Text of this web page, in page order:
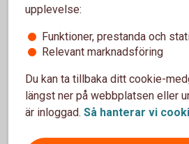
respektive fondbolag och
Bryttider och likviddagar
Vad är en
upplevelse:
Funktioner, prestanda och
Relevant marknadsföring
Du kan ta tillbaka ditt cookie-
längst ner på webbplatsen eller
är inloggad. Så hanterar vi